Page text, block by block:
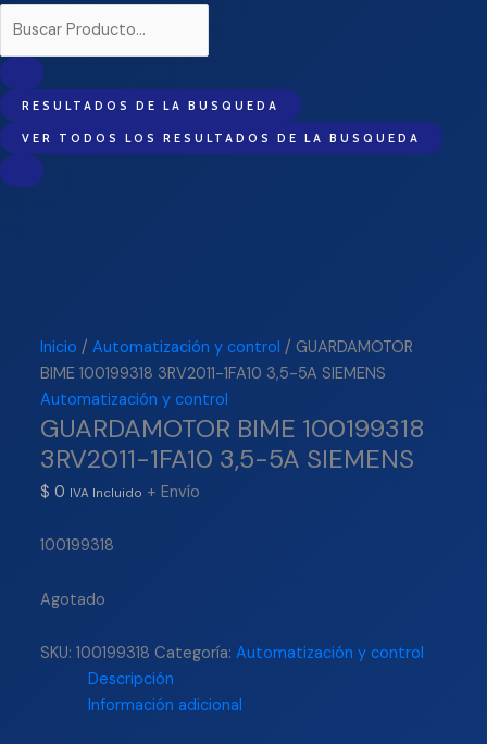
RESULTADOS DE LA BUSQUEDA
VER TODOS LOS RESULTADOS DE LA BUSQUEDA
Inicio /Automatización y control / GUARDAMOTOR
BIME 100199318 3RV2011-1FA10 3,5-5A SIEMENS
Automatización y control
GUARDAMOTOR BIME 100199318
3RV2011-1FA10 3,5-5A SIEMENS
$ 0 IVA Incluido + Envío
100199318
Agotado
SKU:100199318 Categoría:Automatización y control
Descripción
Información adicional